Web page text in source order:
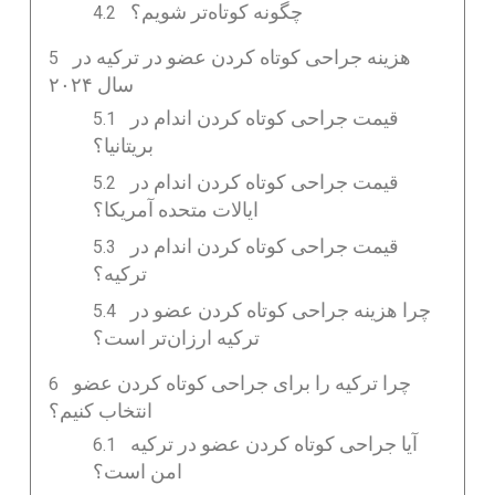
چگونه کوتاه‌تر شویم؟
هزینه جراحی کوتاه کردن عضو در ترکیه در
سال ۲۰۲۴
قیمت جراحی کوتاه کردن اندام در
بریتانیا؟
قیمت جراحی کوتاه کردن اندام در
ایالات متحده آمریکا؟
قیمت جراحی کوتاه کردن اندام در
ترکیه؟
چرا هزینه جراحی کوتاه کردن عضو در
ترکیه ارزان‌تر است؟
چرا ترکیه را برای جراحی کوتاه کردن عضو
انتخاب کنیم؟
آیا جراحی کوتاه کردن عضو در ترکیه
امن است؟